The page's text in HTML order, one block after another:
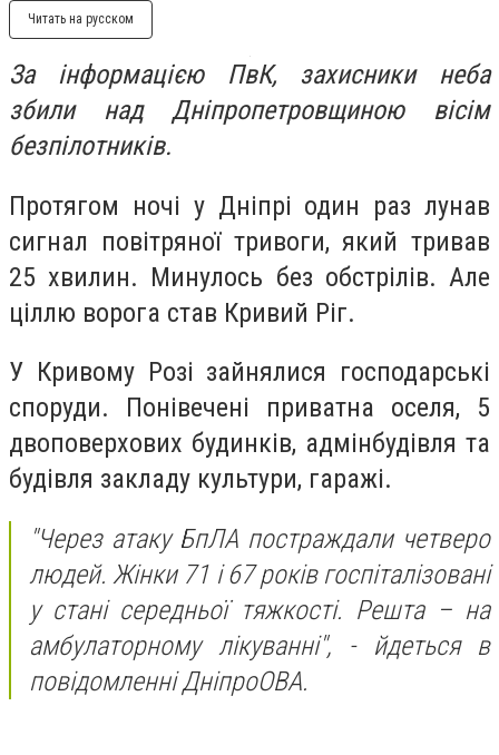
Читать на русском
За інформацією ПвК, захисники неба
збили над Дніпропетровщиною вісім
безпілотників.
Протягом ночі у Дніпрі один раз лунав
сигнал повітряної тривоги, який тривав
25 хвилин. Минулось без обстрілів. Але
ціллю ворога став Кривий Ріг.
У Кривому Розі зайнялися господарські
споруди. Понівечені приватна оселя, 5
двоповерхових будинків, адмінбудівля та
будівля закладу культури, гаражі.
"Через атаку БпЛА постраждали четверо
людей. Жінки 71 і 67 років госпіталізовані
у стані середньої тяжкості. Решта – на
амбулаторному лікуванні", - йдеться в
повідомленні ДніпроОВА.